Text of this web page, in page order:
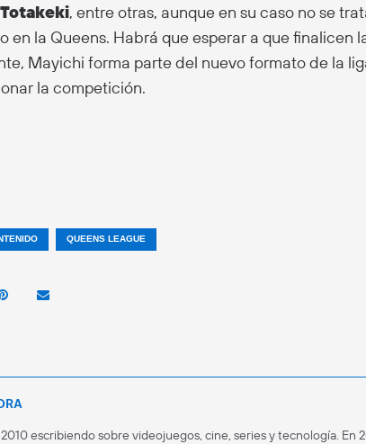
Totakeki, entre otras, aunque en su caso no se
en la Queens. Habrá que esperar a que finalicen
Mayichi forma parte del nuevo formato de la
la competición.
QUEENS LEAGUE
escribiendo sobre videojuegos, cine, series y tecnología. En